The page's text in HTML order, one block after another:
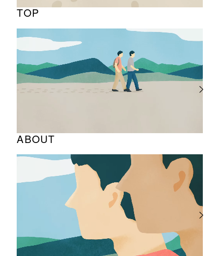
TOP
ABOUT
企業理念と経営理念
企業ロゴに込めた想い
代表あいさつ